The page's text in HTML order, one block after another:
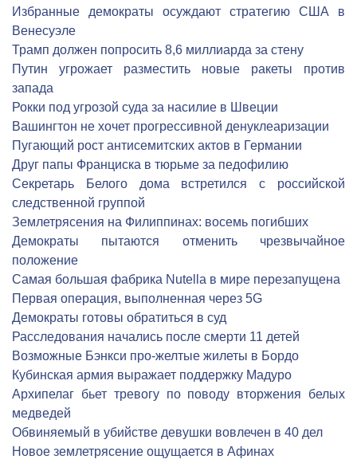
Избранные демократы осуждают стратегию США в
Венесуэле
Трамп должен попросить 8,6 миллиарда за стену
Путин угрожает разместить новые ракеты против
запада
Рокки под угрозой суда за насилие в Швеции
Вашингтон не хочет прогрессивной денуклеаризации
Пугающий рост антисемитских актов в Германии
Друг папы Франциска в тюрьме за педофилию
Секретарь Белого дома встретился с российской
следственной группой
Землетрясения на Филиппинах: восемь погибших
Демократы пытаются отменить чрезвычайное
положение
Самая большая фабрика Nutella в мире перезапущена
Первая операция, выполненная через 5G
Демократы готовы обратиться в суд
Расследования начались после смерти 11 детей
Возможные Бэнкси про-желтые жилеты в Бордо
Кубинская армия выражает поддержку Мадуро
Архипелаг бьет тревогу по поводу вторжения белых
медведей
Обвиняемый в убийстве девушки вовлечен в 40 дел
Новое землетрясение ощущается в Афинах